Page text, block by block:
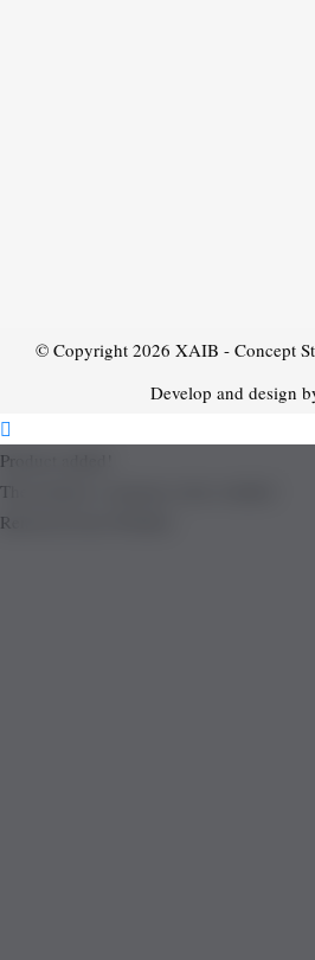
© Copyright 2026 XAIB - Concept
Develop and design
Product added!
The product is already in the wishlist!
Removed from Wishlist